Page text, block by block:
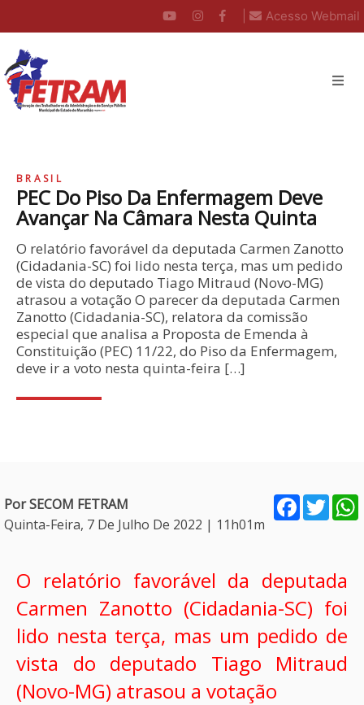
Acesso Webmail
BRASIL
PEC Do Piso Da Enfermagem Deve
Avançar Na Câmara Nesta Quinta
O relatório favorável da deputada Carmen Zanotto
(Cidadania-SC) foi lido nesta terça, mas um pedido
de vista do deputado Tiago Mitraud (Novo-MG)
atrasou a votação O parecer da deputada Carmen
Zanotto (Cidadania-SC), relatora da comissão
especial que analisa a Proposta de Emenda à
Constituição (PEC) 11/22, do Piso da Enfermagem,
deve ir a voto nesta quinta-feira […]
Por SECOM FETRAM
Quinta-Feira, 7 De Julho De 2022 | 11h01m
Facebook
O relatório favorável da deputada
Carmen Zanotto (Cidadania-SC) foi
lido nesta terça, mas um pedido de
vista do deputado Tiago Mitraud
(Novo-MG) atrasou a votação